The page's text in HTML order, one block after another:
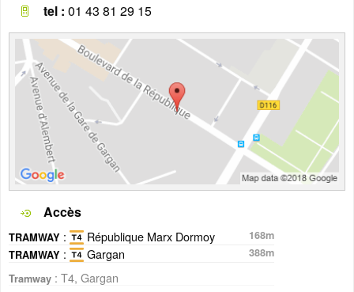
tel : 01 43 81 29 15
Accès
TRAMWAY : République Marx Dormoy
168m
TRAMWAY : Gargan
388m
Tramway : T4, Gargan